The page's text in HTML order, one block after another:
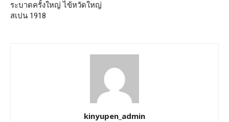
ระบาดครั้งใหญ่ ไข้หวัดใหญ่
สเปน 1918
kinyupen_admin